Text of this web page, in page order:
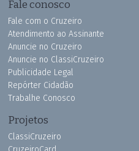
Fale conosco
Fale com o Cruzeiro
Atendimento ao Assinante
Anuncie no Cruzeiro
Anuncie no ClassiCruzeiro
Publicidade Legal
Repórter Cidadão
Trabalhe Conosco
Projetos
ClassiCruzeiro